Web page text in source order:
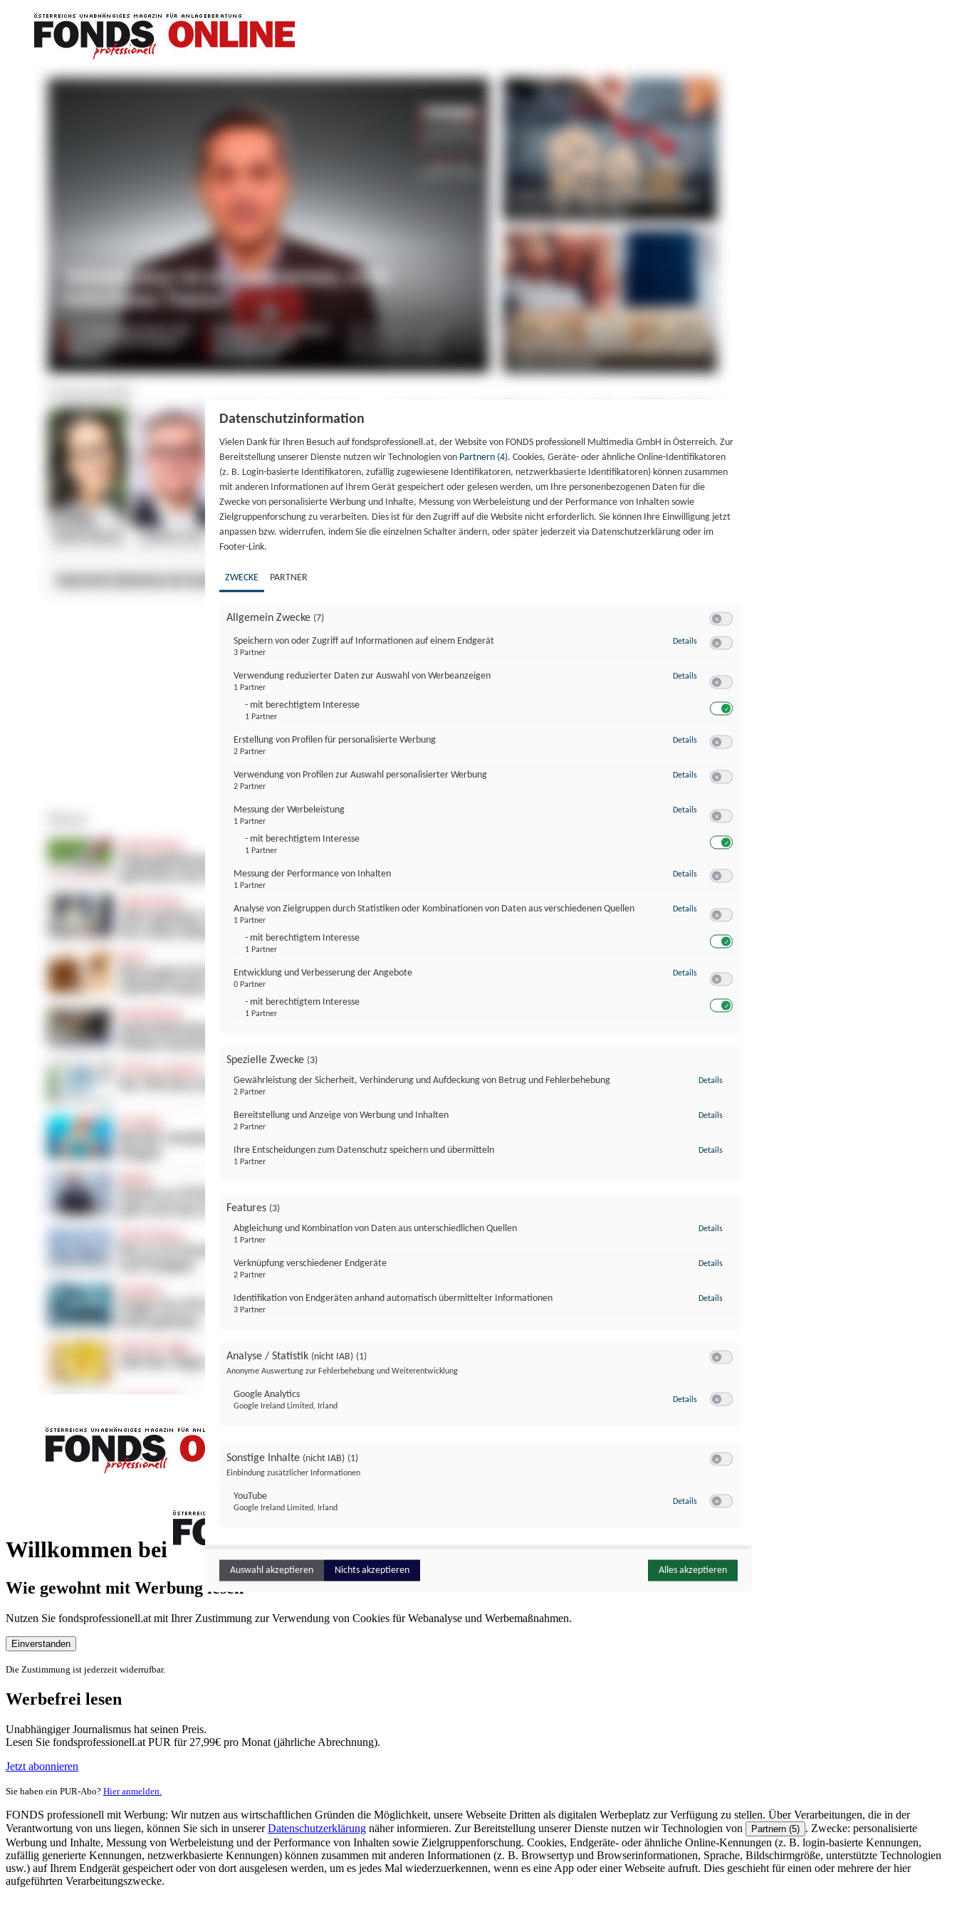
Willkommen bei
FONDS professionell
Wie gewohnt mit Werbung lesen
Nutzen Sie fondsprofessionell.at mit Ihrer Zustimmung zur Verwendung von Cookies für Webanalyse und Werbemaßnahmen.
Einverstanden
Die Zustimmung ist jederzeit widerrufbar.
Werbefrei lesen
Unabhängiger Journalismus hat seinen Preis.
Lesen Sie fondsprofessionell.at PUR für 27,99€ pro Monat (jährliche Abrechnung).
Jetzt abonnieren
Sie haben ein PUR-Abo? Hier anmelden.
FONDS professionell mit Werbung: Wir nutzen aus wirtschaftlichen Gründen die Möglichkeit, unsere Webseite Dritten als digitalen Werbeplatz zur Verfügung zu stellen. Über Verarbeitungen, die in der
Verantwortung von uns liegen, können Sie sich in unsererDatenschutzerklärung näher informieren. Zur Bereitstellung unserer Dienste nutzen wir Technologien von Partnern (5) . Zwecke: personalisierte
Werbung und Inhalte, Messung von Werbeleistung und der Performance von Inhalten sowie Zielgruppenforschung. Cookies, Endgeräte- oder ähnliche Online-Kennungen (z. B. login-basierte Kennungen,
zufällig generierte Kennungen, netzwerkbasierte Kennungen) können zusammen mit anderen Informationen (z. B. Browsertyp und Browserinformationen, Sprache, Bildschirmgröße, unterstützte Technologien
usw.) auf Ihrem Endgerät gespeichert oder von dort ausgelesen werden, um es jedes Mal wiederzuerkennen, wenn es eine App oder einer Webseite aufruft. Dies geschieht für einen oder mehrere der hier
aufgeführten Verarbeitungszwecke.
Datenschutzinformation
Vielen Dank für Ihren Besuch auf fondsprofessionell.at, der Website von FONDS professionell Multimedia GmbH in Österreich. Zur
Bereitstellung unserer Dienste nutzen wir Technologien von Partnern (4). Cookies, Geräte- oder ähnliche Online-Identifikatoren
(z. B. Login-basierte Identifikatoren, zufällig zugewiesene Identifikatoren, netzwerkbasierte Identifikatoren) können zusammen
mit anderen Informationen auf Ihrem Gerät gespeichert oder gelesen werden, um Ihre personenbezogenen Daten für die
Zwecke von personalisierte Werbung und Inhalte, Messung von Werbeleistung und der Performance von Inhalten sowie
Zielgruppenforschung zu verarbeiten. Dies ist für den Zugriff auf die Website nicht erforderlich. Sie können Ihre Einwilligung jetzt
anpassen bzw. widerrufen, indem Sie die einzelnen Schalter ändern, oder später jederzeit via Datenschutzerklärung oder im
Footer-Link.
ZWECKE PARTNER
Allgemein Zwecke (7)
Speichern von oder Zugriff auf Informationen auf einem Endgerät
3 Partner
Details zu Speichern von oder Zugriff auf Informationen auf einem Endgerät
Verwendung reduzierter Daten zur Auswahl von Werbeanzeigen
1 Partner
- mit berechtigtem Interesse
1 Partner
Details zu Verwendung reduzierter Daten zur Auswahl von Werbeanzeigen
Erstellung von Profilen für personalisierte Werbung
2 Partner
Details zu Erstellung von Profilen für personalisierte Werbung
Verwendung von Profilen zur Auswahl personalisierter Werbung
2 Partner
Details zu Verwendung von Profilen zur Auswahl personalisierter Werbung
Messung der Werbeleistung
1 Partner
- mit berechtigtem Interesse
1 Partner
Details zu Messung der Werbeleistung
Messung der Performance von Inhalten
1 Partner
Details zu Messung der Performance von Inhalten
Analyse von Zielgruppen durch Statistiken oder Kombinationen von Daten aus verschiedenen Quellen
1 Partner
- mit berechtigtem Interesse
1 Partner
Details zu Analyse von Zielgruppen durch Statistiken oder Kombinationen von
Entwicklung und Verbesserung der Angebote
0 Partner
- mit berechtigtem Interesse
1 Partner
Details zu Entwicklung und Verbesserung der Angebote
Spezielle Zwecke (3)
Gewährleistung der Sicherheit, Verhinderung und Aufdeckung von Betrug und Fehlerbehebung
2 Partner
Details
Bereitstellung und Anzeige von Werbung und Inhalten
2 Partner
Details
Ihre Entscheidungen zum Datenschutz speichern und übermitteln
1 Partner
Details
Features (3)
Abgleichung und Kombination von Daten aus unterschiedlichen Quellen
1 Partner
Details
Verknüpfung verschiedener Endgeräte
2 Partner
Details
Identifikation von Endgeräten anhand automatisch übermittelter Informationen
3 Partner
Details
Analyse / Statistik (nicht IAB) (1)
Anonyme Auswertung zur Fehlerbehebung und Weiterentwicklung
Google Analytics
Google Ireland Limited, Irland
Details zu Google Analytics
Sonstige Inhalte (nicht IAB) (1)
Einbindung zusätzlicher Informationen
YouTube
Google Ireland Limited, Irland
Details zu YouTube
Auswahl akzeptieren Nichts akzeptieren Alles akzeptieren